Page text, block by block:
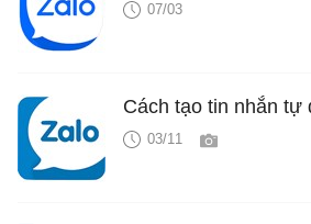
07/03
Cách tạo tin nhắn tự
03/11